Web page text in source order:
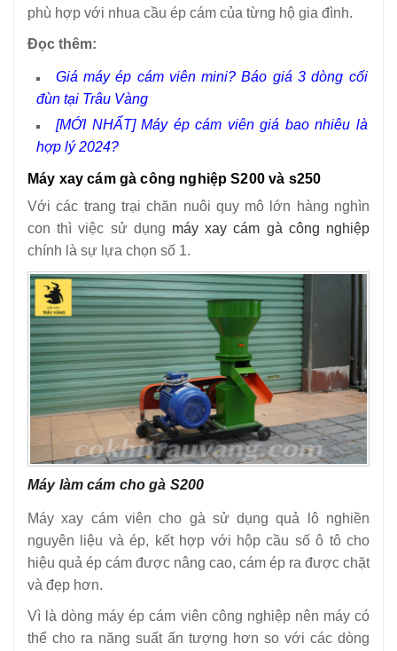
phù hợp với nhua cầu ép cám của từng hộ gia đình.
Đọc thêm:
Giá máy ép cám viên mini? Báo giá 3 dòng cối
đùn tại Trâu Vàng
[MỚI NHẤT] Máy ép cám viên giá bao nhiêu là
hợp lý 2024?
Máy xay cám gà công nghiệp S200 và s250
Với các trang trại chăn nuôi quy mô lớn hàng nghìn
con thì việc sử dụng máy xay cám gà công nghiệp
chính là sự lựa chọn số 1.
Máy làm cám cho gà S200
Máy xay cám viên cho gà sử dụng quả lô nghiền
nguyên liệu và ép, kết hợp với hộp cầu số ô tô cho
hiệu quả ép cám được nâng cao, cám ép ra được chặt
và đẹp hơn.
Vì là dòng máy ép cám viên công nghiệp nên máy có
thể cho ra năng suất ấn tượng hơn so với các dòng